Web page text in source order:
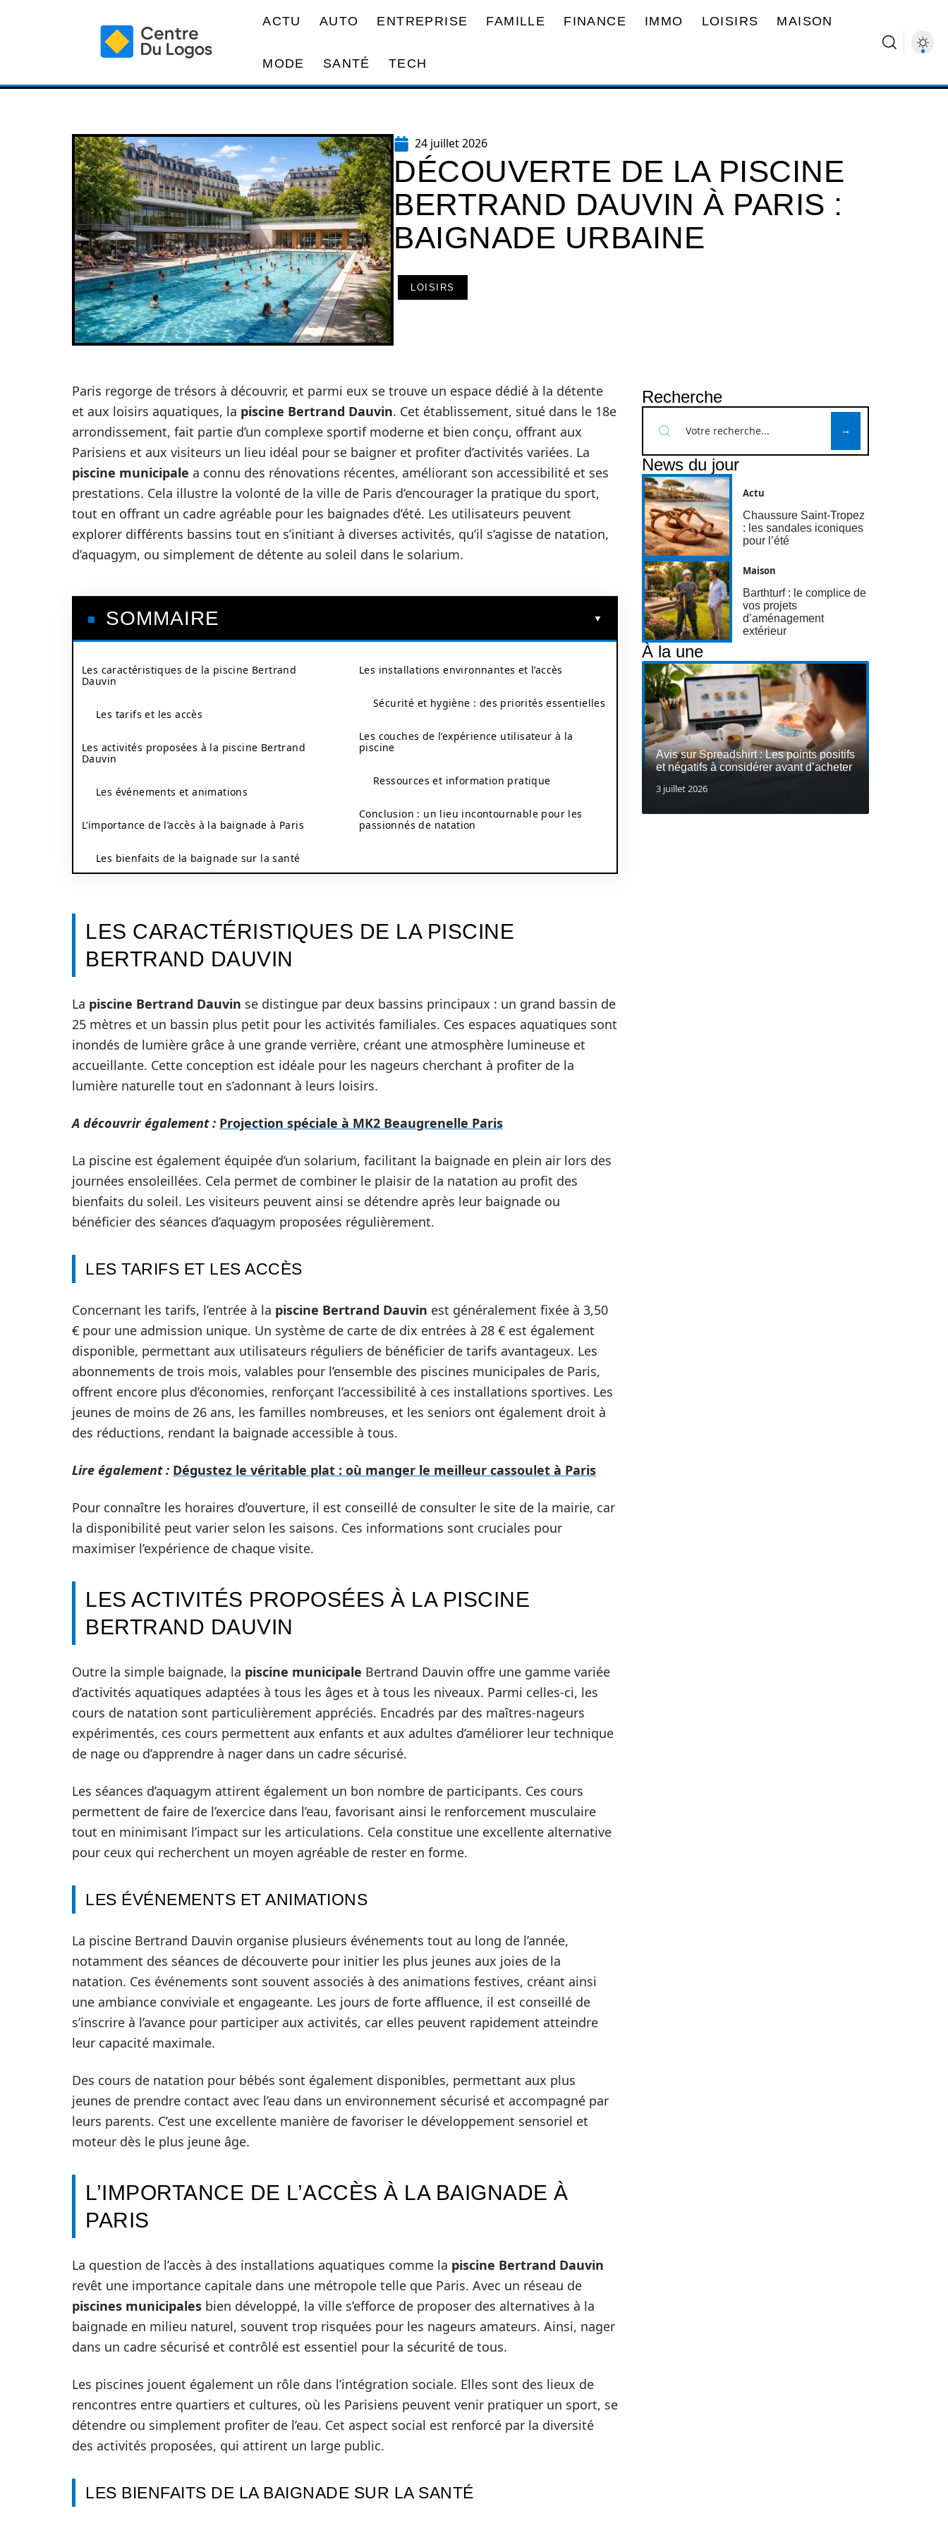
ACTU AUTO ENTREPRISE FAMILLE FINANCE IMMO LOISIRS MAISON
MODE SANTÉ TECH
24 juillet 2026
DÉCOUVERTE DE LA PISCINE
BERTRAND DAUVIN À PARIS :
BAIGNADE URBAINE
LOISIRS
Paris regorge de trésors à découvrir, et parmi eux se trouve un espace dédié à la détente
et aux loisirs aquatiques, la piscine Bertrand Dauvin. Cet établissement, situé dans le 18e
arrondissement, fait partie d’un complexe sportif moderne et bien conçu, offrant aux
Parisiens et aux visiteurs un lieu idéal pour se baigner et profiter d’activités variées. La
piscine municipale a connu des rénovations récentes, améliorant son accessibilité et ses
prestations. Cela illustre la volonté de la ville de Paris d’encourager la pratique du sport,
tout en offrant un cadre agréable pour les baignades d’été. Les utilisateurs peuvent
explorer différents bassins tout en s’initiant à diverses activités, qu’il s’agisse de natation,
d’aquagym, ou simplement de détente au soleil dans le solarium.
SOMMAIRE
Les caractéristiques de la piscine Bertrand
Dauvin
Les tarifs et les accès
Les activités proposées à la piscine Bertrand
Dauvin
Les événements et animations
L’importance de l’accès à la baignade à Paris
Les bienfaits de la baignade sur la santé
Les installations environnantes et l’accès
Sécurité et hygiène : des priorités essentielles
Les couches de l’expérience utilisateur à la
piscine
Ressources et information pratique
Conclusion : un lieu incontournable pour les
passionnés de natation
LES CARACTÉRISTIQUES DE LA PISCINE
BERTRAND DAUVIN
La piscine Bertrand Dauvin se distingue par deux bassins principaux : un grand bassin de
25 mètres et un bassin plus petit pour les activités familiales. Ces espaces aquatiques sont
inondés de lumière grâce à une grande verrière, créant une atmosphère lumineuse et
accueillante. Cette conception est idéale pour les nageurs cherchant à profiter de la
lumière naturelle tout en s’adonnant à leurs loisirs.
A découvrir également : Projection spéciale à MK2 Beaugrenelle Paris
La piscine est également équipée d’un solarium, facilitant la baignade en plein air lors des
journées ensoleillées. Cela permet de combiner le plaisir de la natation au profit des
bienfaits du soleil. Les visiteurs peuvent ainsi se détendre après leur baignade ou
bénéficier des séances d’aquagym proposées régulièrement.
LES TARIFS ET LES ACCÈS
Concernant les tarifs, l’entrée à la piscine Bertrand Dauvin est généralement fixée à 3,50
€ pour une admission unique. Un système de carte de dix entrées à 28 € est également
disponible, permettant aux utilisateurs réguliers de bénéficier de tarifs avantageux. Les
abonnements de trois mois, valables pour l’ensemble des piscines municipales de Paris,
offrent encore plus d’économies, renforçant l’accessibilité à ces installations sportives. Les
jeunes de moins de 26 ans, les familles nombreuses, et les seniors ont également droit à
des réductions, rendant la baignade accessible à tous.
Lire également : Dégustez le véritable plat : où manger le meilleur cassoulet à Paris
Pour connaître les horaires d’ouverture, il est conseillé de consulter le site de la mairie, car
la disponibilité peut varier selon les saisons. Ces informations sont cruciales pour
maximiser l’expérience de chaque visite.
LES ACTIVITÉS PROPOSÉES À LA PISCINE
BERTRAND DAUVIN
Outre la simple baignade, la piscine municipale Bertrand Dauvin offre une gamme variée
d’activités aquatiques adaptées à tous les âges et à tous les niveaux. Parmi celles-ci, les
cours de natation sont particulièrement appréciés. Encadrés par des maîtres-nageurs
expérimentés, ces cours permettent aux enfants et aux adultes d’améliorer leur technique
de nage ou d’apprendre à nager dans un cadre sécurisé.
Les séances d’aquagym attirent également un bon nombre de participants. Ces cours
permettent de faire de l’exercice dans l’eau, favorisant ainsi le renforcement musculaire
tout en minimisant l’impact sur les articulations. Cela constitue une excellente alternative
pour ceux qui recherchent un moyen agréable de rester en forme.
LES ÉVÉNEMENTS ET ANIMATIONS
La piscine Bertrand Dauvin organise plusieurs événements tout au long de l’année,
notamment des séances de découverte pour initier les plus jeunes aux joies de la
natation. Ces événements sont souvent associés à des animations festives, créant ainsi
une ambiance conviviale et engageante. Les jours de forte affluence, il est conseillé de
s’inscrire à l’avance pour participer aux activités, car elles peuvent rapidement atteindre
leur capacité maximale.
Des cours de natation pour bébés sont également disponibles, permettant aux plus
jeunes de prendre contact avec l’eau dans un environnement sécurisé et accompagné par
leurs parents. C’est une excellente manière de favoriser le développement sensoriel et
moteur dès le plus jeune âge.
L’IMPORTANCE DE L’ACCÈS À LA BAIGNADE À
PARIS
La question de l’accès à des installations aquatiques comme la piscine Bertrand Dauvin
revêt une importance capitale dans une métropole telle que Paris. Avec un réseau de
piscines municipales bien développé, la ville s’efforce de proposer des alternatives à la
baignade en milieu naturel, souvent trop risquées pour les nageurs amateurs. Ainsi, nager
dans un cadre sécurisé et contrôlé est essentiel pour la sécurité de tous.
Les piscines jouent également un rôle dans l’intégration sociale. Elles sont des lieux de
rencontres entre quartiers et cultures, où les Parisiens peuvent venir pratiquer un sport, se
détendre ou simplement profiter de l’eau. Cet aspect social est renforcé par la diversité
des activités proposées, qui attirent un large public.
LES BIENFAITS DE LA BAIGNADE SUR LA SANTÉ
Recherche
News du jour
Actu
Chaussure Saint-Tropez
: les sandales iconiques
pour l’été
Maison
Barthturf : le complice de
vos projets
d’aménagement
extérieur
À la une
Avis sur Spreadshirt : Les points positifs
et négatifs à considérer avant d’acheter
3 juillet 2026